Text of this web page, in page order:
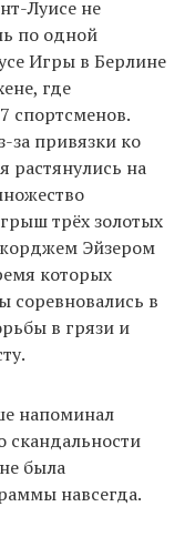
Луисе не
по одной
Игры в Берлине
где
спортсменов.
привязки ко
растянулись на
трёх золотых
Эйзером
которых
в
в грязи и
напоминал
скандальности
была
навсегда.